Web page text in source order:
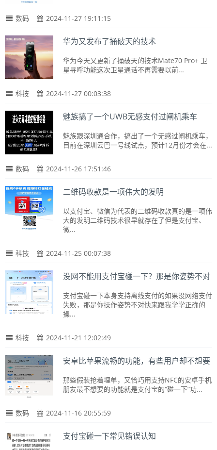
数码 2024-11-27 19:11:15
华为又发布了捅破天的技术
华为今天又更新了捅破天的技术Mate70 Pro+ 卫
星寻呼功能这次卫星通话不再需要以前...
科技 2024-11-27 00:03:38
魅族搞了一个UWB无感支付过闸机乘车
魅族跟深圳通合作，搞出了一个无感过闸机乘车，
目前在深圳云巴一号线试点，预计12月份才会在...
数码 2024-11-26 17:51:46
二维码收款是一项伟大的发明
以支付宝、微信为代表的二维码收款真的是一项伟
大的发明二维码技术很早就存在了但是支付宝、
微...
科技 2024-11-25 00:07:38
没网不能用支付宝碰一下？那是你姿势不对
支付宝碰一下本身支持离线支付的如果没网络支付
失败，那是你操作姿势不对快来跟我学学正确的
操...
科技 2024-11-21 12:02:49
安卓比苹果流畅的功能，有些用户却不想要
那些假装抢着埋单，又恰巧用支持NFC的安卓手机
朋友最不想要的功能就是支付宝的“碰一下”功...
数码 2024-11-16 20:55:59
支付宝碰一下常见错误认知